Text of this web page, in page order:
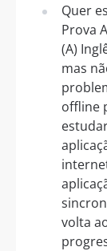
Quer
Prova
(A)
mas
offline
volta